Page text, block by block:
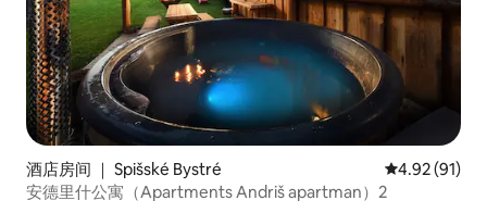
酒店房间 ｜ Spišské Bystré 平均评分
4.92 (91)
安德里什公寓（Apartments Andriš apartman）2